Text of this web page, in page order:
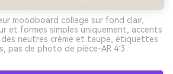
moodboard collage sur fond clair,
et formes simples uniquement, accents
des neutres crème et taupe, étiquettes
pas de photo de pièce-AR 4:3